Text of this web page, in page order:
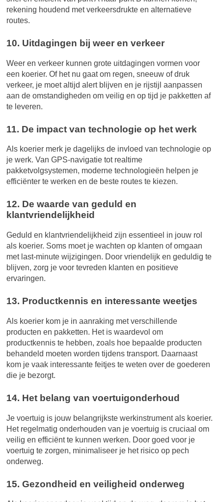
rekening houdend met verkeersdrukte en alternatieve
routes.
10. Uitdagingen bij weer en verkeer
Weer en verkeer kunnen grote uitdagingen vormen voor
een koerier. Of het nu gaat om regen, sneeuw of druk
verkeer, je moet altijd alert blijven en je rijstijl aanpassen
aan de omstandigheden om veilig en op tijd je pakketten af
te leveren.
11. De impact van technologie op het werk
Als koerier merk je dagelijks de invloed van technologie op
je werk. Van GPS-navigatie tot realtime
pakketvolgsystemen, moderne technologieën helpen je
efficiënter te werken en de beste routes te kiezen.
12. De waarde van geduld en
klantvriendelijkheid
Geduld en klantvriendelijkheid zijn essentieel in jouw rol
als koerier. Soms moet je wachten op klanten of omgaan
met last-minute wijzigingen. Door vriendelijk en geduldig te
blijven, zorg je voor tevreden klanten en positieve
ervaringen.
13. Productkennis en interessante weetjes
Als koerier kom je in aanraking met verschillende
producten en pakketten. Het is waardevol om
productkennis te hebben, zoals hoe bepaalde producten
behandeld moeten worden tijdens transport. Daarnaast
kom je vaak interessante feitjes te weten over de goederen
die je bezorgt.
14. Het belang van voertuigonderhoud
Je voertuig is jouw belangrijkste werkinstrument als koerier.
Het regelmatig onderhouden van je voertuig is cruciaal om
veilig en efficiënt te kunnen werken. Door goed voor je
voertuig te zorgen, minimaliseer je het risico op pech
onderweg.
15. Gezondheid en veiligheid onderweg